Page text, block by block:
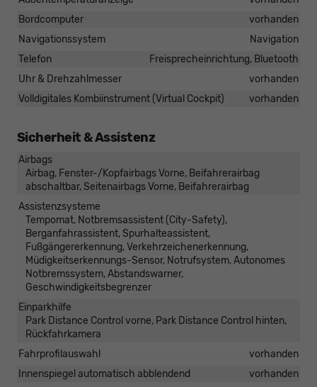
Bordcomputer
vorhanden
Navigationssystem
Navigation
Telefon
Freisprecheinrichtung, Bluetooth
Uhr & Drehzahlmesser
vorhanden
Volldigitales Kombiinstrument (Virtual Cockpit)
vorhanden
Sicherheit & Assistenz
Airbags
Airbag, Fenster-/Kopfairbags Vorne, Beifahrerairbag
abschaltbar, Seitenairbags Vorne, Beifahrerairbag
Assistenzsysteme
Tempomat, Notbremsassistent (City-Safety),
Berganfahrassistent, Spurhalteassistent,
Fußgängererkennung, Verkehrzeichenerkennung,
Müdigkeitserkennungs-Sensor, Notrufsystem, Autonomes
Notbremssystem, Abstandswarner,
Geschwindigkeitsbegrenzer
Einparkhilfe
Park Distance Control vorne, Park Distance Control hinten,
Rückfahrkamera
Fahrprofilauswahl
vorhanden
Innenspiegel automatisch abblendend
vorhanden